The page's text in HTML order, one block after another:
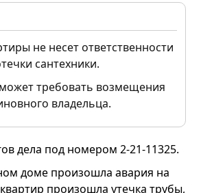
не несет ответственности
сантехники.
может требовать возмещения
владельца.
дела под номером 2-21-11325.
доме произошла авария на
произошла утечка трубы,